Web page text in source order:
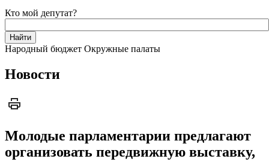
Кто мой депутат?
Народный бюджет Окружные палаты
Новости
Молодые парламентарии предлагают
организовать передвижную выставку,